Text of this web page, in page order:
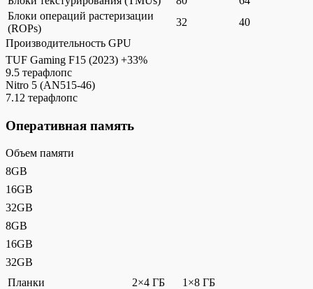
Блоки операций растеризации
(ROPs)
32
40
Производительность GPU
TUF Gaming F15 (2023) +33%
9.5 терафлопс
Nitro 5 (AN515-46)
7.12 терафлопс
Оперативная память
Объем памяти
8GB
16GB
32GB
8GB
16GB
32GB
Планки
2×4 ГБ
1×8 ГБ